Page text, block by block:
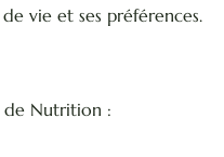
vie et ses préférences.
de Nutrition :